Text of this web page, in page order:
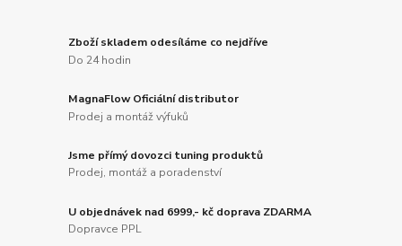
Zboží skladem odesíláme co nejdříve
Do 24 hodin
MagnaFlow Oficiální distributor
Prodej a montáž výfuků
Jsme přímý dovozci tuning produktů
Prodej, montáž a poradenství
U objednávek nad 6999,- kč doprava ZDARMA
Dopravce PPL